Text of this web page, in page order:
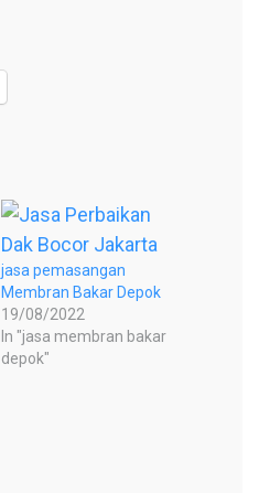
jasa pemasangan
Membran Bakar Depok
19/08/2022
In "jasa membran bakar
depok"